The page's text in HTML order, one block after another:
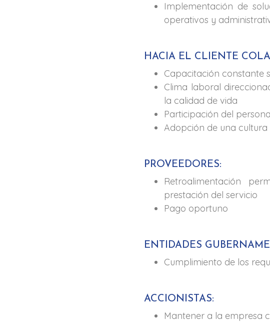
Implementación de
operativos y
HACIA EL CLIENTE
Capacitación constante
Clima laboral
la calidad de vida
Participación del
Adopción de una cultura
PROVEEDORES:
Retroalimentación
prestación del servicio
Pago oportuno
ENTIDADES
Cumplimiento de los
ACCIONISTAS:
Mantener a la empresa